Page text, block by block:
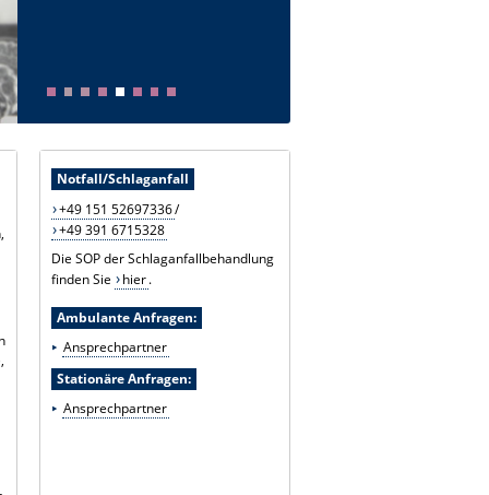
Notfall/Schlaganfall
+49 151 52697336/
+49 391 6715328
Die SOP der Schlaganfallbehandlung
finden Sie
hier .
Ambulante Anfragen:
Ansprechpartner
Stationäre Anfragen:
Ansprechpartner